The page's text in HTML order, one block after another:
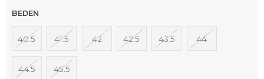
BEDEN
40.5 41.5 42 42.5 43.5 44
44.5 45.5